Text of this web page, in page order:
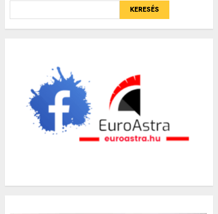
KERESÉS